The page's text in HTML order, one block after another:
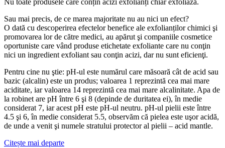
Nu toate produsele care conțin acizi exfolianți chiar exfoliază.
Sau mai precis, de ce marea majoritate nu au nici un efect?
O dată cu descoperirea efectelor benefice ale exfolianților chimici şi
promovarea lor de către medici, au apărut şi companiile cosmetice
oportuniste care vând produse etichetate exfoliante care nu conţin
nici un ingredient exfoliant sau conţin acizi, dar nu sunt eficienţi.
Pentru cine nu ştie: pH-ul este numărul care măsoară cât de acid sau
bazic (alcalin) este un produs; valoarea 1 reprezintă cea mai mare
aciditate, iar valoarea 14 reprezintă cea mai mare alcalinitate. Apa de
la robinet are pH între 6 şi 8 (depinde de duritatea ei), în medie
considerat 7, iar acest pH este pH-ul neutru. pH-ul pielii este între
4.5 şi 6, în medie considerat 5.5, observăm că pielea este uşor acidă,
de unde a venit şi numele stratului protector al pielii – acid mantle.
Citește mai departe